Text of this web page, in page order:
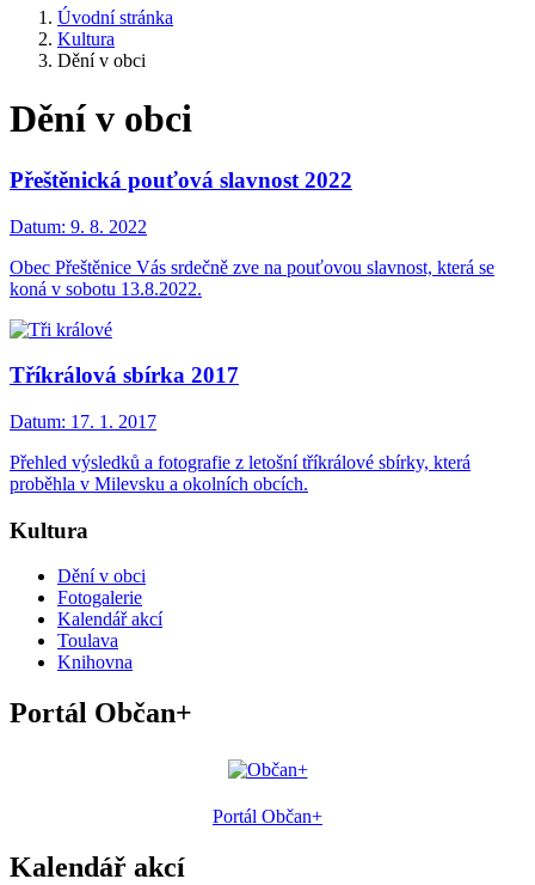
Úvodní stránka
Kultura
Dění v obci
Dění v obci
Přeštěnická pouťová slavnost 2022
Datum: 9. 8. 2022
Obec Přeštěnice Vás srdečně zve na pouťovou slavnost, která se
koná v sobotu 13.8.2022.
Tříkrálová sbírka 2017
Datum: 17. 1. 2017
Přehled výsledků a fotografie z letošní tříkrálové sbírky, která
proběhla v Milevsku a okolních obcích.
Kultura
Dění v obci
Fotogalerie
Kalendář akcí
Toulava
Knihovna
Portál Občan+
Portál Občan+
Kalendář akcí